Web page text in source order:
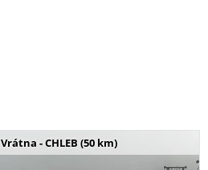
Vrátna - CHLEB (50 km)